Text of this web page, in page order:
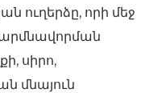
ուղերձը, որի մեջ
սիրո,
մնայուն